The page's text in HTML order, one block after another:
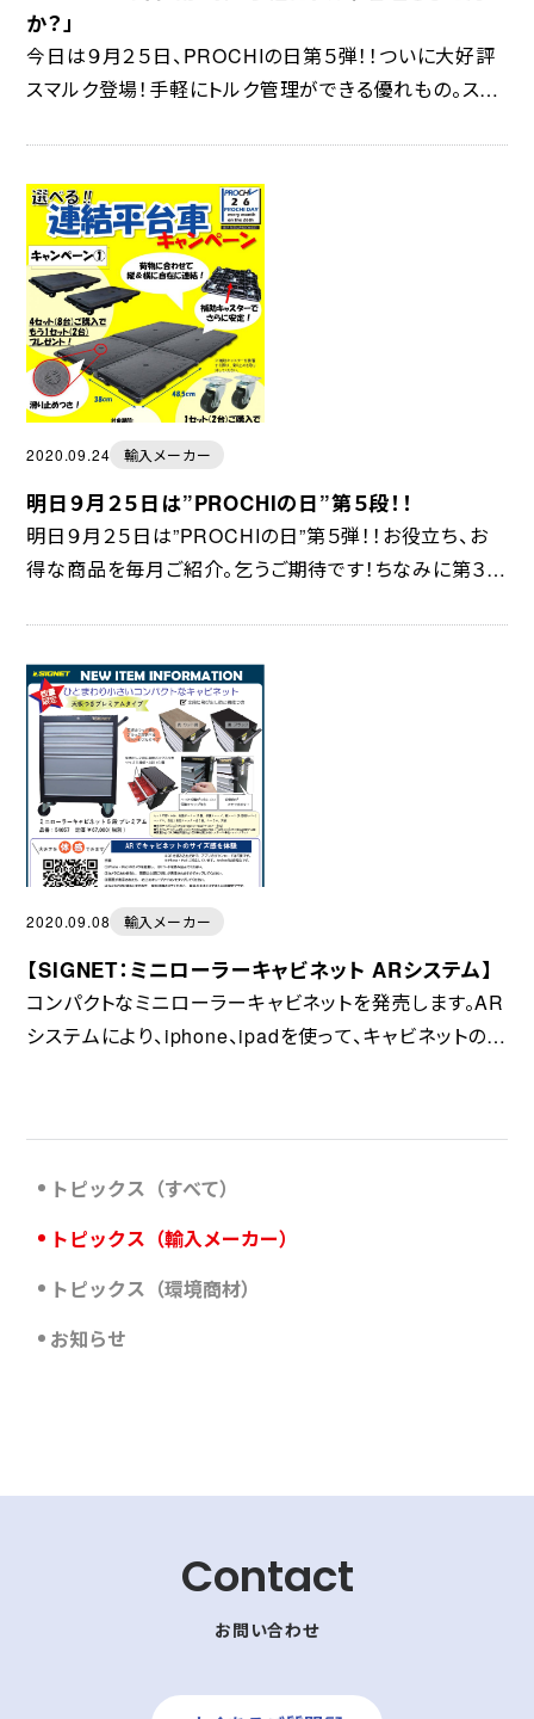
トピックス（すべて）
トピックス（輸入メーカー）
トピックス（環境商材）
お知らせ
か？」
今日は９月２５日、PROCHIの日第５弾！！ついに大好評
スマルク登場！手軽にトルク管理ができる優れもの。スマ
2020.09.24 輸入メーカー
明日９月２５日は”PROCHIの日”第５段！！
明日９月２５日は”PROCHIの日”第５弾！！お役立ち、お
得な商品を毎月ご紹介。乞うご期待です！ちなみに第３弾
2020.09.08 輸入メーカー
【SIGNET：ミニローラーキャビネット ARシステム】
コンパクトなミニローラーキャビネットを発売します。AR
システムにより、iphone、ipadを使って、キャビネットのサ
Contact
お問い合わせ